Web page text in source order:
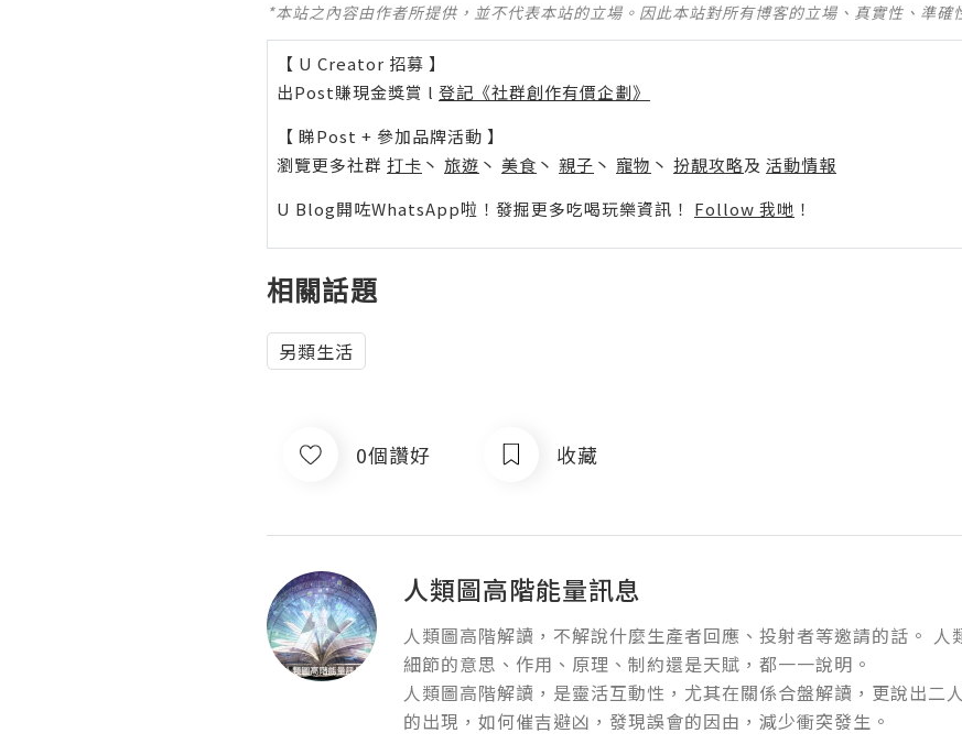
*本站之內容由作者所提供，並不代表本站的立場。因此本站對所有博客的立場、真實性、準確
【 U Creator 招募 】
出Post賺現金獎賞 l 登記《社群創作有價企劃》
【 睇Post + 參加品牌活動 】
瀏覽更多社群 打卡 丶 旅遊 丶 美食 丶 親子 丶 寵物 丶 扮靚攻略及 活動情報
U Blog開咗WhatsApp啦！發掘更多吃喝玩樂資訊！ Follow 我哋 ！
相關話題
另類生活
0個讚好 收藏
人類圖高階能量訊息
人類圖高階解讀，不解說什麼生產者回應、投射者等邀請的話。
細節的意思、作用、原理、制約還是天賦，都一一說明。
人類圖高階解讀，是靈活互動性，尤其在關係合盤解讀，更說出二
的出現，如何催吉避凶，發現誤會的因由，減少衝突發生。